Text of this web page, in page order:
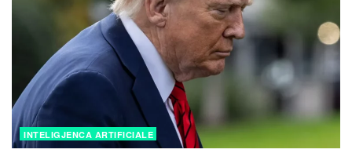
INTELIGJENCA ARTIFICIALE